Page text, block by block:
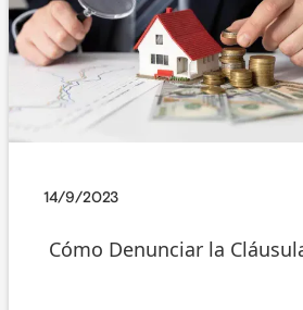
14/9/2023
Cómo Denunciar la